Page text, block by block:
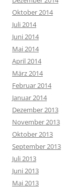
Oktober 2014
Juli 2014
Juni 2014
Mai 2014
April 2014
März 2014
Februar 2014
Januar 2014
Dezember 2013
November 2013
Oktober 2013
September 2013
Juli 2013
Juni 2013
Mai 2013